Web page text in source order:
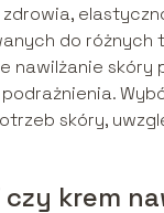
do różnych
nawilżanie
skóry,
czy krem